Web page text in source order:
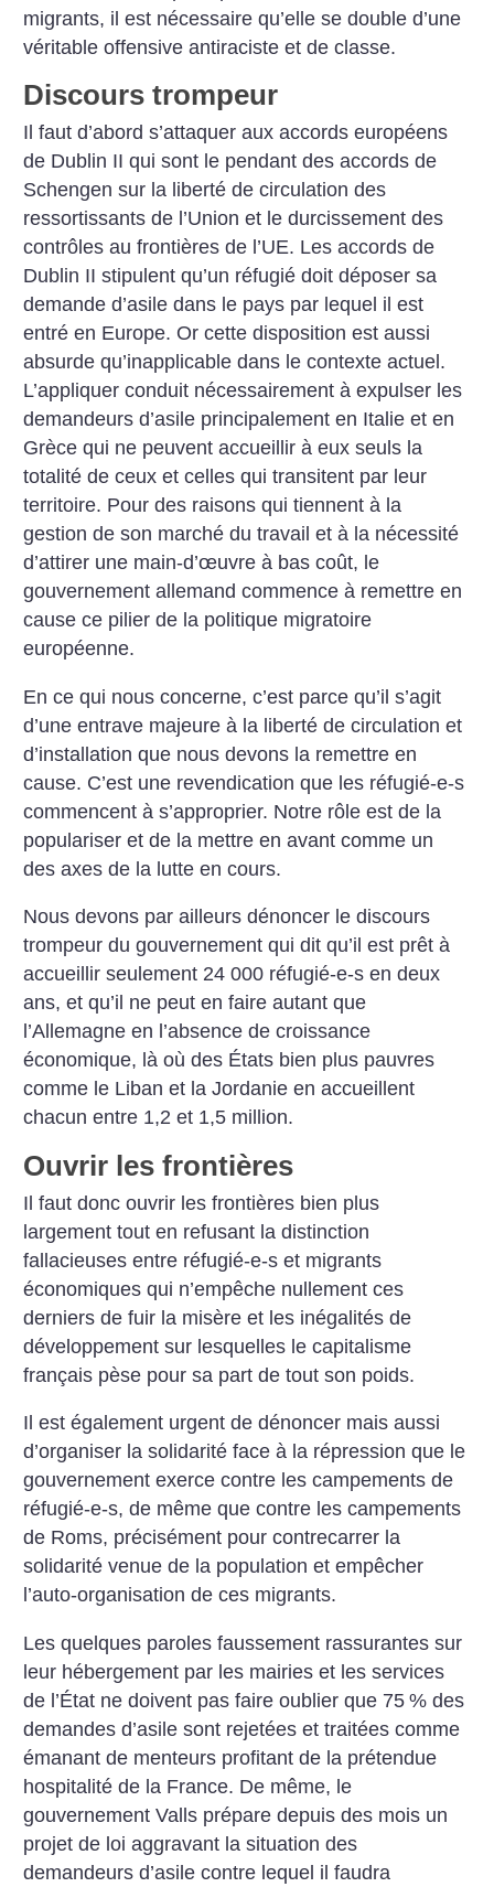
migrants, il est nécessaire qu’elle se double d’une
véritable offensive antiraciste et de classe.
Discours trompeur
Il faut d’abord s’attaquer aux accords européens
de Dublin II qui sont le pendant des accords de
Schengen sur la liberté de circulation des
ressortissants de l’Union et le durcissement des
contrôles au frontières de l’UE. Les accords de
Dublin II stipulent qu’un réfugié doit déposer sa
demande d’asile dans le pays par lequel il est
entré en Europe. Or cette disposition est aussi
absurde qu’inapplicable dans le contexte actuel.
L’appliquer conduit nécessairement à expulser les
demandeurs d’asile principalement en Italie et en
Grèce qui ne peuvent accueillir à eux seuls la
totalité de ceux et celles qui transitent par leur
territoire. Pour des raisons qui tiennent à la
gestion de son marché du travail et à la nécessité
d’attirer une main-d’œuvre à bas coût, le
gouvernement allemand commence à remettre en
cause ce pilier de la politique migratoire
européenne.
En ce qui nous concerne, c’est parce qu’il s’agit
d’une entrave majeure à la liberté de circulation et
d’installation que nous devons la remettre en
cause. C’est une revendication que les réfugié-e-s
commencent à s’approprier. Notre rôle est de la
populariser et de la mettre en avant comme un
des axes de la lutte en cours.
Nous devons par ailleurs dénoncer le discours
trompeur du gouvernement qui dit qu’il est prêt à
accueillir seulement 24 000 réfugié-e-s en deux
ans, et qu’il ne peut en faire autant que
l’Allemagne en l’absence de croissance
économique, là où des États bien plus pauvres
comme le Liban et la Jordanie en accueillent
chacun entre 1,2 et 1,5 million.
Ouvrir les frontières
Il faut donc ouvrir les frontières bien plus
largement tout en refusant la distinction
fallacieuses entre réfugié-e-s et migrants
économiques qui n’empêche nullement ces
derniers de fuir la misère et les inégalités de
développement sur lesquelles le capitalisme
français pèse pour sa part de tout son poids.
Il est également urgent de dénoncer mais aussi
d’organiser la solidarité face à la répression que le
gouvernement exerce contre les campements de
réfugié-e-s, de même que contre les campements
de Roms, précisément pour contrecarrer la
solidarité venue de la population et empêcher
l’auto-organisation de ces migrants.
Les quelques paroles faussement rassurantes sur
leur hébergement par les mairies et les services
de l’État ne doivent pas faire oublier que 75 % des
demandes d’asile sont rejetées et traitées comme
émanant de menteurs profitant de la prétendue
hospitalité de la France. De même, le
gouvernement Valls prépare depuis des mois un
projet de loi aggravant la situation des
demandeurs d’asile contre lequel il faudra